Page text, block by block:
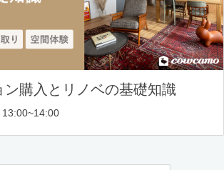
ン購入とリノベの基礎知識